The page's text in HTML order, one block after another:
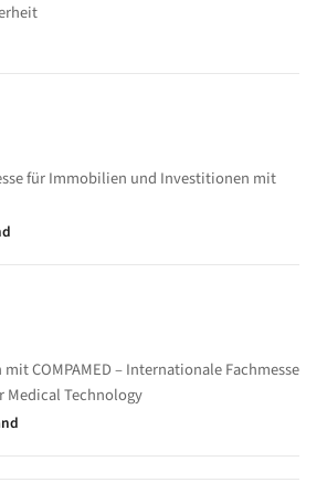
für Immobilien und Investitionen mit
COMPAMED – Internationale Fachmesse
Technology